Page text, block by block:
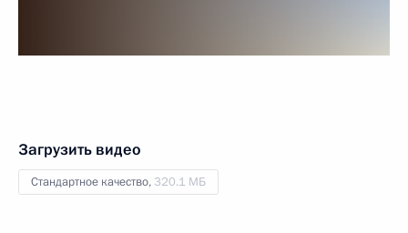
Загрузить видео
Стандартное качество, 320.1 МБ